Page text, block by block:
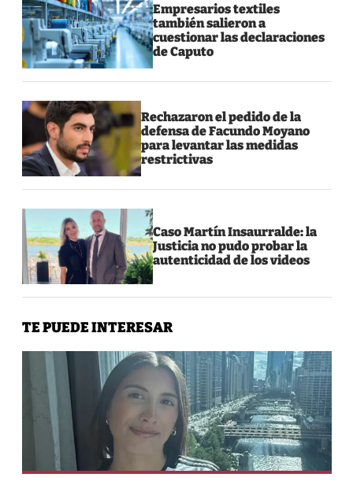
Empresarios textiles
también salieron a
cuestionar las declaraciones
de Caputo
Rechazaron el pedido de la
defensa de Facundo Moyano
para levantar las medidas
restrictivas
Caso Martín Insaurralde: la
Justicia no pudo probar la
autenticidad de los videos
TE PUEDE INTERESAR